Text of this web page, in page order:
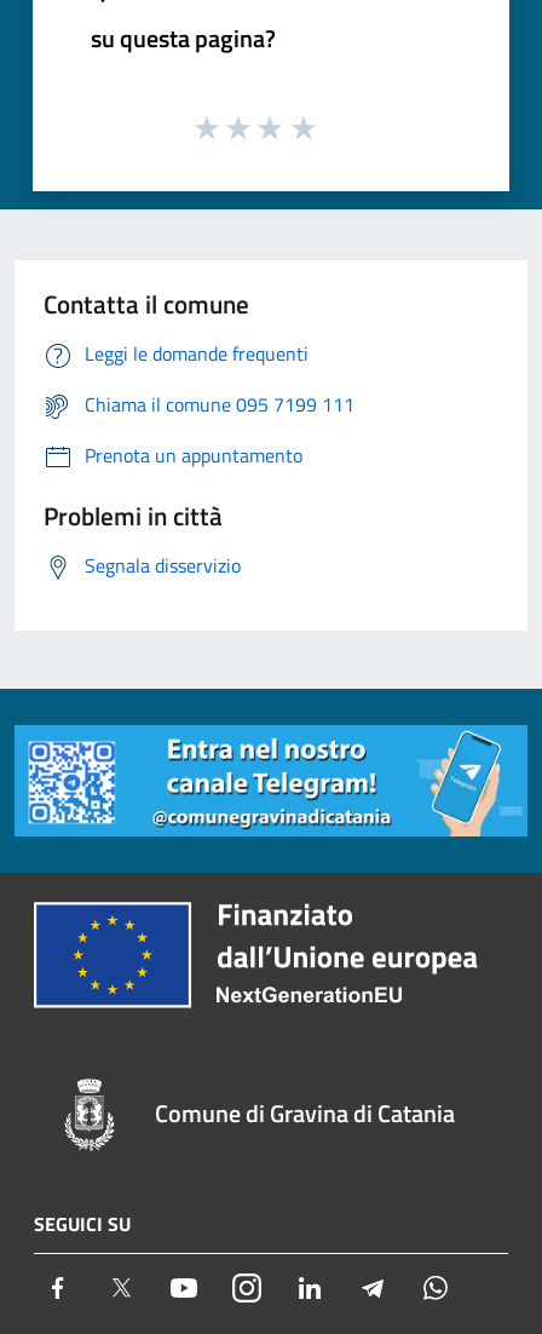
su questa pagina?
Contatta il comune
Leggi le domande frequenti
Chiama il comune 095 7199 111
Prenota un appuntamento
Problemi in città
Segnala disservizio
Comune di Gravina di Catania
SEGUICI SU
Facebook Twitter YoutubeInstagram LinkedIn Telegram